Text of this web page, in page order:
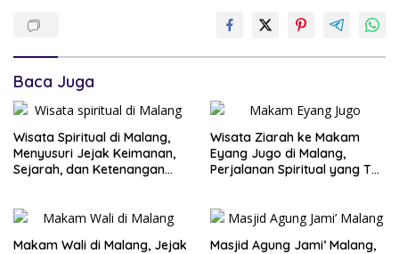
Baca Juga
Wisata Spiritual di Malang,
Menyusuri Jejak Keimanan,
Sejarah, dan Ketenangan
Wisata Ziarah ke Makam
Eyang Jugo di Malang,
Perjalanan Spiritual yang Tak
Makam Wali di Malang, Jejak
Masjid Agung Jami’ Malang,